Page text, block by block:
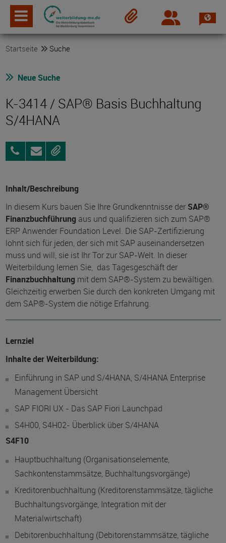
Login
Startseite Suche
Neue Suche
K-3414 / SAP® Basis Buchhaltung
S/4HANA
0381
96903075
AnfragenMerken
Inhalt/Beschreibung
In diesem Kurs bauen Sie Ihre Grundkenntnisse der SAP®
Finanzbuchführung aus und qualifizieren sich zum SAP®
ERP Anwender Foundation Level. Die SAP-Zertifizierung
lohnt sich für jeden, der sich mit SAP auseinandersetzen
muss und will, sie ist Ihr Tor zur SAP-Welt. In dieser
Weiterbildung lernen Sie, das Tagesgeschäft der
Finanzbuchhaltung mit dem SAP®-System zu bewältigen.
Gleichzeitig erwerben Sie durch den konkreten Umgang mit
dem SAP®-System die nötige Erfahrung.
Lernziel
Inhalte der Weiterbildung:
Einführung in SAP und S/4HANA, S/4HANA Enterprise
Management Übersicht
SAP FIORI UX - Das SAP Fiori Launchpad
S4H00, S4H02- Überblick über S/4HANA
S4F10
Hauptbuchhaltung (Organisationselemente,
Sachkontenstammsätze, Buchhaltungsvorgänge)
Kreditorenbuchhaltung (Kreditorenstammsätze, tägliche
Buchhaltungsvorgänge, Integration mit der
Materialwirtschaft)
Debitorenbuchhaltung (Debitorenstammsätze, tägliche